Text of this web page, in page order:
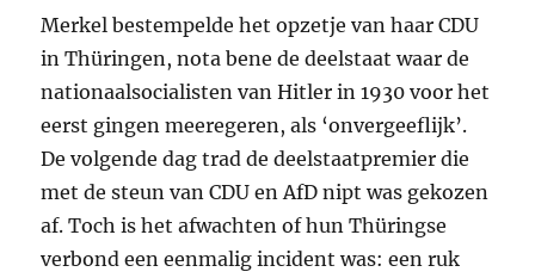
Merkel bestempelde het opzetje van haarCDU
in Thüringen, nota bene de deelstaat waar de
nationaalsocialisten van Hitler in 1930 voor het
eerst gingen meeregeren, als ‘onvergeeflijk’.
De volgende dag trad de deelstaatpremier die
met de steun vanCDU en AfD nipt was gekozen
af. Toch is het afwachten of hun Thüringse
verbond een eenmalig incident was: een ruk